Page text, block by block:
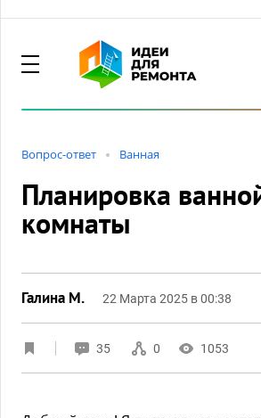
Вопрос-ответ Ванная
Планировка
комнаты
Галина М. 22 Марта 2025 в 00:38
35 0 1053